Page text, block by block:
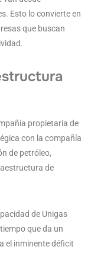
Esto lo convierte en
que buscan
propietaria de
con la compañía
de petróleo,
de
de Unigas
que da un
el inminente déficit